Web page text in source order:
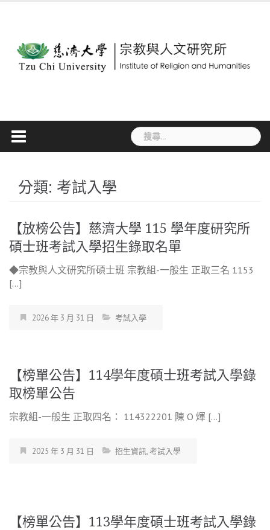
搜
尋
分類: 考試入學
【放榜公告】慈濟大學 115 學年度研究所
碩士班考試入學招生錄取名單
◆宗教與人文研究所碩士班 宗教組-一般生 正取三名 1153
[…]
2026 年 3 月 31 日 考試入學
【榜單公告】114學年度碩士班考試入學錄
取榜單公告
宗教組-一般生 正取四名： 114322201 陳 O 煇 […]
2025 年 3 月 31 日 招生資訊,考試入學
【榜單公告】113學年度碩士班考試入學錄